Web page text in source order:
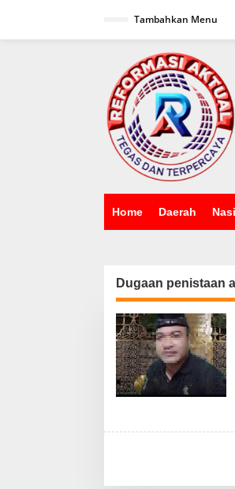
Tambahkan Menu
Home Daerah
Dugaan penistaan